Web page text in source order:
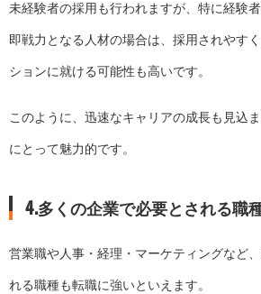
未経験者の採用も行われますが、特に経験
即戦力となる人材の場合は、採用されやす
ションに就ける可能性も高いです。
このように、迅速なキャリアの成長も見込
にとって魅力的です。
4.多くの企業で必要とされる職
営業職や人事・経理・マーケティングなど
れる職種も転職に強いといえます。